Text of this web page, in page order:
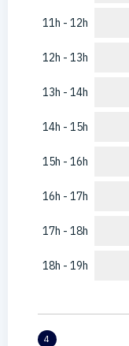
11h - 12h
12h - 13h
13h - 14h
14h - 15h
15h - 16h
16h - 17h
17h - 18h
18h - 19h
4